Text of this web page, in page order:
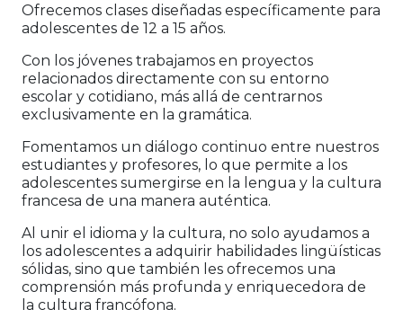
Ofrecemos clases diseñadas específicamente para
adolescentes de 12 a 15 años.
Con los jóvenes trabajamos en proyectos
relacionados directamente con su entorno
escolar y cotidiano, más allá de centrarnos
exclusivamente en la gramática.
Fomentamos un diálogo continuo entre nuestros
estudiantes y profesores, lo que permite a los
adolescentes sumergirse en la lengua y la cultura
francesa de una manera auténtica.
Al unir el idioma y la cultura, no solo ayudamos a
los adolescentes a adquirir habilidades lingüísticas
sólidas, sino que también les ofrecemos una
comprensión más profunda y enriquecedora de
la cultura francófona.